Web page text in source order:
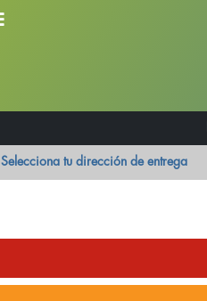
Selecciona tu dirección de entrega